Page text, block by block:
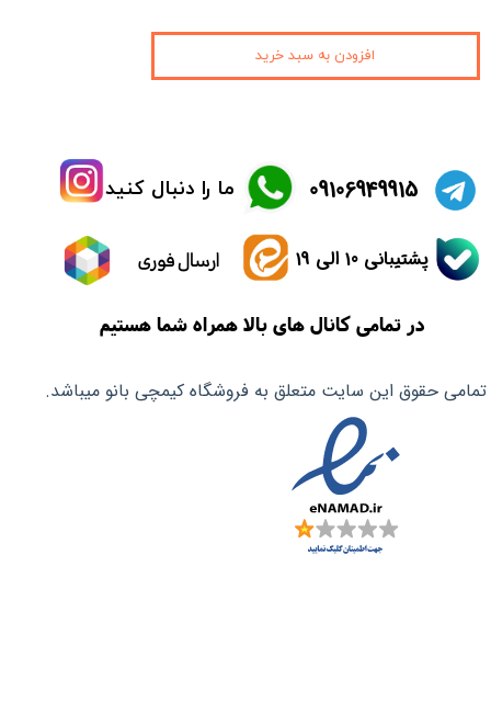
افزودن به سبد خرید
تمامی حقوق این سایت متعلق به فروشگاه کیمچی بانو میباشد.
ما را دنبال کنید ​09106949915
ارسال فوری پشتیبانی 10 الی 19
در تمامی کانال های بالا همراه شما هستیم